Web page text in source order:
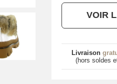
VOIR
Livraison
(hors soldes